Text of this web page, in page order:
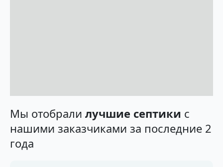
Мы отобрали лучшие септики с
нашими заказчиками за последние 2
года